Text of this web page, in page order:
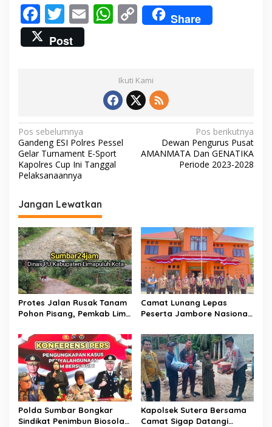
F
ac
e
k
T
w
itt
E W
s
A
p
p
C
o
y
Li
n
k
Share
Post
Ikuti Kami
N
a
v
i
g
a
s
i
p
o
s
Pos sebelumnya
Gandeng ESI Polres Pessel
Gelar Turnament E-Sport
Kapolres Cup Ini Tanggal
Pelaksanaannya
Pos berikutnya
Dewan Pengurus Pusat
AMANMATA Dan GENATIKA
Periode 2023-2028
Jangan Lewatkan
Protes Jalan Rusak Tanam
Pohon Pisang, Pemkab Lima
Perbaikan Segera
Direalisasikan
Camat Lunang Lepas
Peserta Jambore Nasional
Polda Sumbar Bongkar
Sindikat Penimbun Biosolar
Kapolsek Sutera Bersama
Camat Sigap Datangi